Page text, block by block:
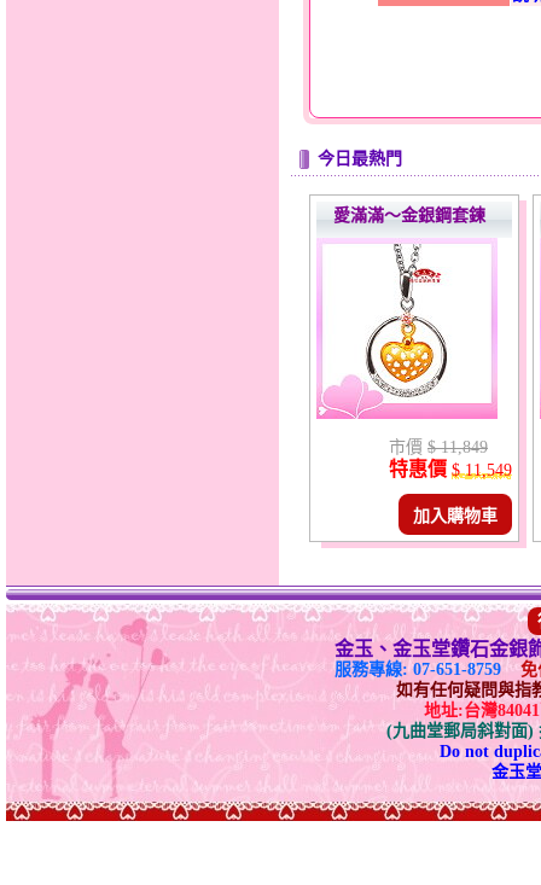
今日最熱門
愛滿滿～金銀鋼套鍊
市價 $ 11,849
特惠價 $ 11,549
加入購物車
金玉、金玉堂鑽石金銀
服務專線: 07-651-8759
免
如有任何疑問與指
地址:台灣
(九曲堂郵局斜對面)
Do not
金玉